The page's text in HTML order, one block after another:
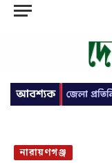
নারায়ণগঞ্জ